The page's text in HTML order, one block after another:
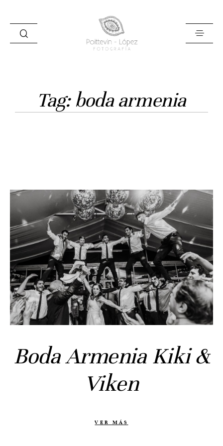
Inicio
Historias
Bodas
Civil
Prebodas
Otras historias
Contacto
Info
Nosotros
Tag: boda armenia
Boda Armenia Kiki &
Viken
VER MÁS